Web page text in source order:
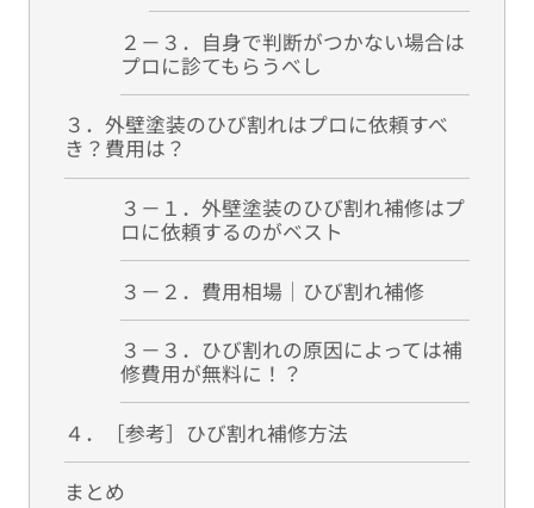
２－３．自身で判断がつかない場合は
プロに診てもらうべし
３．外壁塗装のひび割れはプロに依頼すべ
き？費用は？
３－１．外壁塗装のひび割れ補修はプ
ロに依頼するのがベスト
３－２．費用相場｜ひび割れ補修
３－３．ひび割れの原因によっては補
修費用が無料に！？
４．［参考］ひび割れ補修方法
まとめ